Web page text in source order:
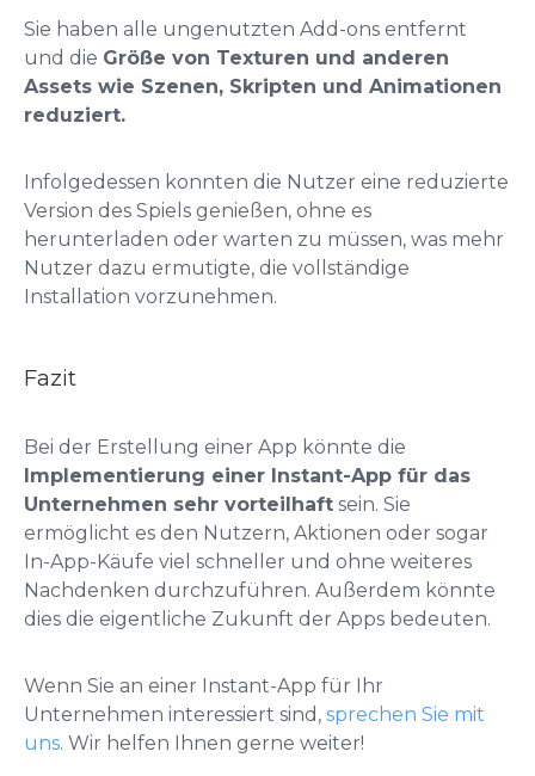
Sie haben alle ungenutzten Add-ons entfernt
und die Größe von Texturen und anderen
Assets wie Szenen, Skripten und Animationen
reduziert.
Infolgedessen konnten die Nutzer eine reduzierte
Version des Spiels genießen, ohne es
herunterladen oder warten zu müssen, was mehr
Nutzer dazu ermutigte, die vollständige
Installation vorzunehmen.
Fazit
Bei der Erstellung einer App könnte die
Implementierung einer Instant-App für das
Unternehmen sehr vorteilhaft sein. Sie
ermöglicht es den Nutzern, Aktionen oder sogar
In-App-Käufe viel schneller und ohne weiteres
Nachdenken durchzuführen. Außerdem könnte
dies die eigentliche Zukunft der Apps bedeuten.
Wenn Sie an einer Instant-App für Ihr
Unternehmen interessiert sind, sprechen Sie mit
uns. Wir helfen Ihnen gerne weiter!